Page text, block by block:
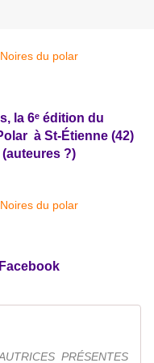
la 6ᵉ édition du
à St-Étienne (42)
?)
PRÉSENTES